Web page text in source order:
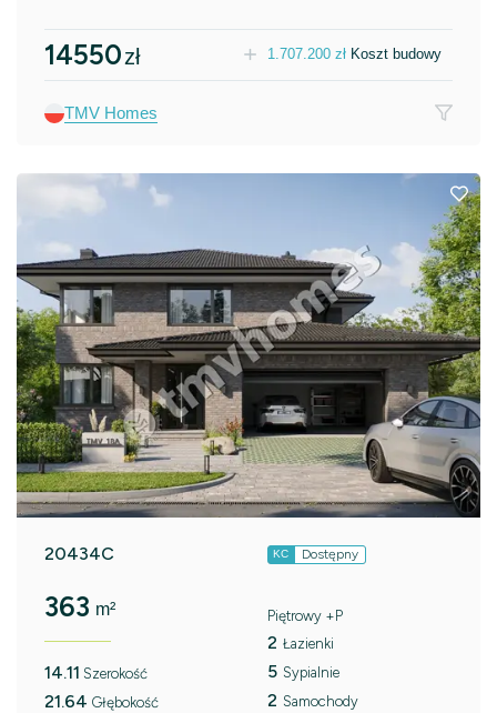
14550zł 1.707.200 zł Koszt budowy
TMV Homes
20434C KC Dostępny
363 m²
14.11 Szerokość
21.64 Głębokość
Piętrowy +P
2 Łazienki
5 Sypialnie
2 Samochody